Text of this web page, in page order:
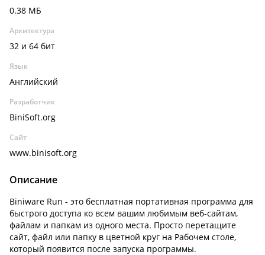
0.38 МБ
Архитектура
32 и 64 бит
Язык
Английский
Разработчик
BiniSoft.org
Сайт
www.binisoft.org
Описание
Biniware Run - это бесплатная портативная программа для
быстрого доступа ко всем вашим любимым веб-сайтам,
файлам и папкам из одного места. Просто перетащите
сайт, файл или папку в цветной круг на Рабочем столе,
который появится после запуска программы.